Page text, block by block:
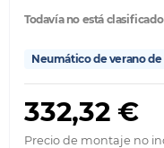
Todavía no está clasificado
Neumático de verano de
332,32 €
Precio de montaje no